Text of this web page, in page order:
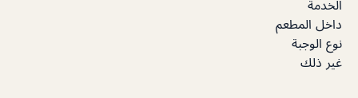
الخدمة
داخل المطعم
نوع الوجبة
غير ذلك